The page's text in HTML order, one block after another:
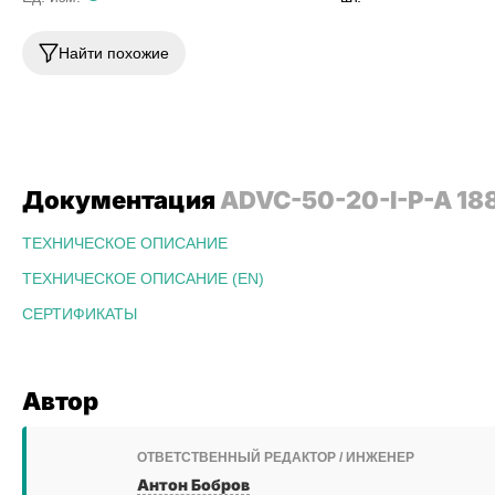
Найти похожие
Документация ADVC-50-20-I-P-A
ТЕХНИЧЕСКОЕ ОПИСАНИЕ
ТЕХНИЧЕСКОЕ ОПИСАНИЕ (EN)
СЕРТИФИКАТЫ
Автор
ОТВЕТСТВЕННЫЙ РЕДАКТОР / ИНЖЕНЕР
Антон Бобров